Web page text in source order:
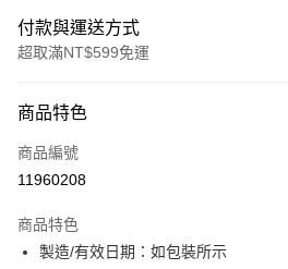
付款與運送方式
超取滿NT$599免運
信用卡一次付款
超商取貨付款
Apple Pay
商品特色
商品編號
11960208
商品特色
製造/有效日期：如包裝所示